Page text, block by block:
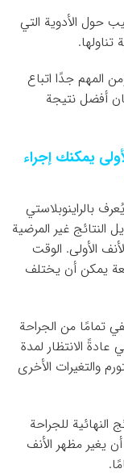
حول الأدوية التي
المهم جدًا اتباع
أفضل نتيجة
يمكنك إجراء
بالراينوبلاستي
النتائج غير المرضية
الأولى. الوقت
يمكن أن يختلف
تمامًا من الجراحة
عادةً الانتظار لمدة
والتغيرات الأخرى
النهائية للجراحة
يغير مظهر الأنف